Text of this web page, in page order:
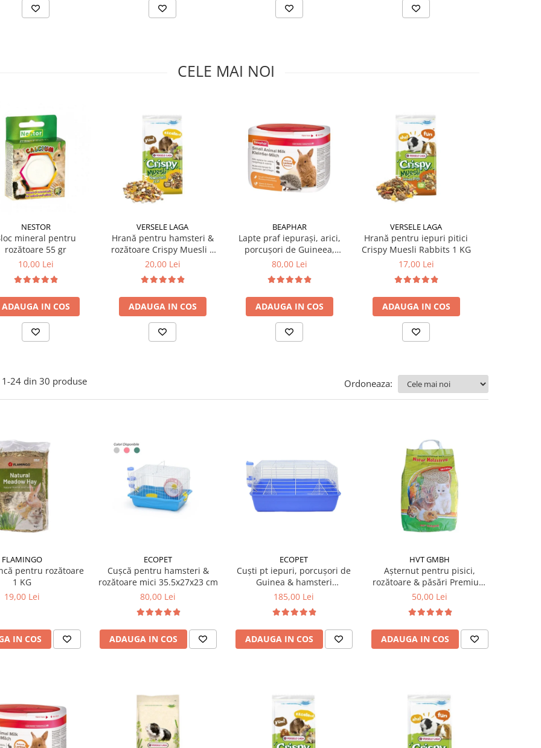
CELE MAI NOI
NESTOR
mineral pentru
rozătoare 55 gr
10,00 Lei
ADAUGA IN COS
VERSELE LAGA
Hrană pentru hamsteri &
rozătoare Crispy Muesli 1
KG
20,00 Lei
ADAUGA IN COS
BEAPHAR
Lapte praf iepuraşi, arici,
porcușori de Guineea,
chinchilla, 200 gr
80,00 Lei
ADAUGA IN COS
VERSELE LAGA
Hrană pentru iepuri pitici
Crispy Muesli Rabbits 1 KG
17,00 Lei
ADAUGA IN COS
1-24 din 30 produse Ordoneaza:
FLAMINGO
pentru rozătoare
1 KG
19,00 Lei
IN COS
ECOPET
Cușcă pentru hamsteri &
rozătoare mici 35.5x27x23 cm
80,00 Lei
ADAUGA IN COS
ECOPET
Cuști pt iepuri, porcușori de
Guinea & hamsteri
59x35.5x31.5 cm
185,00 Lei
ADAUGA IN COS
HVT GMBH
Așternut pentru pisici,
rozătoare & păsări Premium
Span 10L
50,00 Lei
ADAUGA IN COS